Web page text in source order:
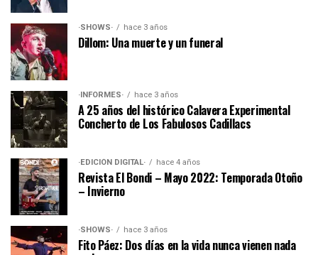
·SHOWS· hace 3 años
Dillom: Una muerte y un funeral
·INFORMES· hace 3 años
A 25 años del histórico Calavera Experimental
Concherto de Los Fabulosos Cadillacs
·EDICIÓN DIGITAL· hace 4 años
Revista El Bondi – Mayo 2022: Temporada Otoño
– Invierno
·SHOWS· hace 3 años
Fito Páez: Dos días en la vida nunca vienen nada